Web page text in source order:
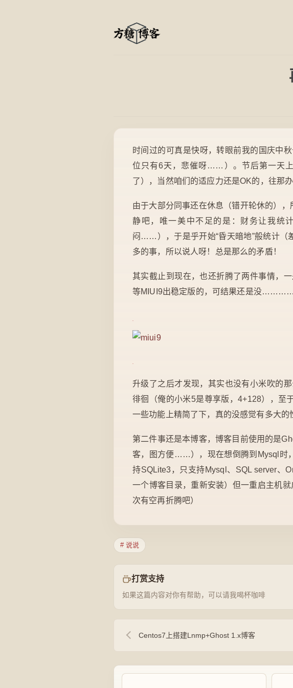
时间过的可真是快呀，转眼前我的国庆中
位只有6天，悲催呀……）。节后第一天
了），当然咱们的适应力还是OK的，往那
由于大部分同事还在休息（错开轮休的）
静吧，唯一美中不足的是：财务让我统
闷……），于是乎开始“昏天暗地”般统计
多的事，所以说人呀！总是那么的矛盾！
其实截止到现在，也还折腾了两件事情，
等MIUI9出稳定版的，可结果还是没…………
升级了之后才发现，其实也没有小米吹的
徘徊（俺的小米5是尊享版，4+128），至
一些功能上精简了下，真的没感觉有多大的
第二件事还是本博客，博客目前使用的是
客，图方便……），现在想倒腾到Mysql时
持SQLite3，只支持Mysql、SQL server、
一个博客目录，重新安装）但一重启主机
次有空再折腾吧）
# 说说
打赏支持
如果这篇内容对你有帮助，可以请我喝杯咖啡
Centos7上搭建Lnmp+Ghost 1.x博客